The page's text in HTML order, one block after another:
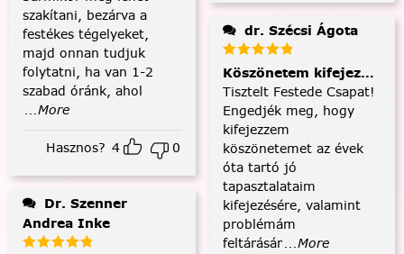
szakítani, bezárva a
festékes tégelyeket,
majd onnan tudjuk
folytatni, ha van 1-2
szabad óránk, ahol
...More
Hasznos? 4 0
Andrea Inke
dr. Szécsi Ágota
Köszönetem kifejezése
Tisztelt Festede Csapat!
Engedjék meg, hogy
kifejezzem
köszönetemet az évek
óta tartó jó
tapasztalataim
kifejezésére, valamint
problémám
feltárásár...More